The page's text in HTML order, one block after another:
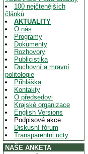
100 nejčtenějších
článků
AKTUALITY
O nás
Programy
Dokumenty
Rozhovory
Publicistika
Duchovní a mravní
politologie
Přihláška
Kontakty
O předsedovi
Krajské organizace
English Versions
Podpisové akce
Diskusní fórum
Transparentni ucty
NAŠE ANKETA